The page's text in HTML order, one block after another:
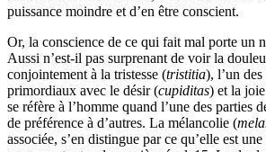
puissance moindre et d’en être conscient.
Or, la conscience de ce qui fait mal porte un
Aussi n’est-il pas surprenant de voir la
conjointement à la tristesse (tristitia), l’un
primordiaux avec le désir (cupiditas) et la
se réfère à l’homme quand l’une des parties
de préférence à d’autres. La mélancolie (
associée, s’en distingue par ce qu’elle est